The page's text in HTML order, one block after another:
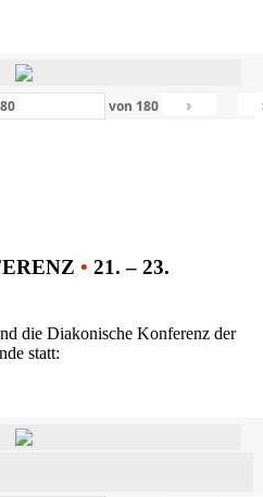
von 180 ›
• 21. – 23.
die Diakonische Konferenz der
statt: